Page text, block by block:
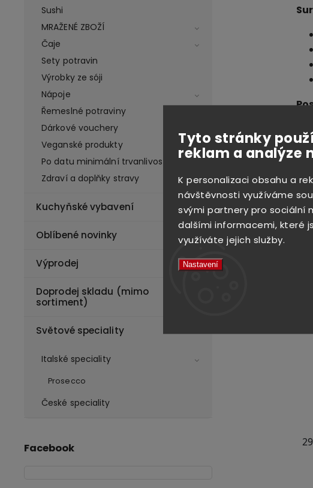
Tyto stránky
reklam a analýze
K personalizaci obsahu a
návštěvnosti využíváme
svými partnery pro sociální
dalšími informacemi, které
využíváte jejich služby.
Nastavení
Sushi
MRAŽENÉ ZBOŽÍ
Čaje
Sety potravin
Výrobky ze sóji
Nápoje
Řemeslné potraviny
Dárkové vouchery
Veganské produkty
Po datu minimální trvanlivosti
Zdraví a doplňky stravy
Kuchyňské vybavení
Oblíbené novinky
Výprodej
Doprodej skladu (mimo
sortiment)
Světové speciality
Italské speciality
Prosecco
České speciality
Facebook
V